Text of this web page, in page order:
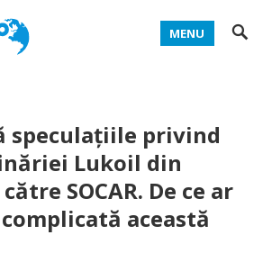
MENU
speculațiile privind
Lukoil din
SOCAR. De ce ar
această